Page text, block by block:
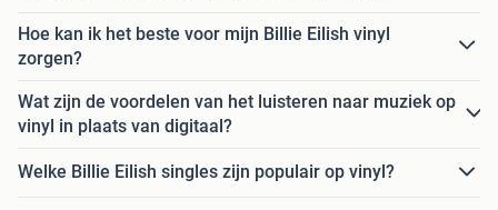
Hoe kan ik het beste voor mijn Billie Eilish vinyl
zorgen?
Wat zijn de voordelen van het luisteren naar muziek op
vinyl in plaats van digitaal?
Welke Billie Eilish singles zijn populair op vinyl?